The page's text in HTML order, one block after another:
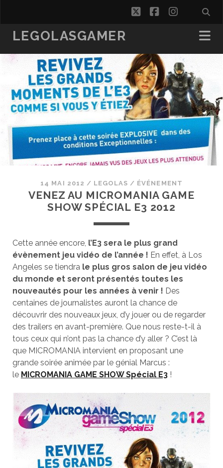
twitterfacebook
LEGOLASGAMER
14 MAI 2012 / LEGOLAS / ÉVÉNEMENT
VENEZ AU MICROMANIA GAME
SHOW SPÉCIAL E3 2012
Cette année encore, l’E3 sera le plus grand
évènement jeu vidéo de l’année ! En effet, à Los
Angeles se tiendra le plus gros salon de jeu vidéo
du monde et seront présentés toutes les
nouveautés pour les années à venir ! Des
centaines de journalistes auront la chance de
découvrir des nouveaux jeux, d’y jouer ou de regarder
des trailers en avant-première. Que nous reste-t-il à
tous ceux qui n’ont pas la chance d’y aller ? C’est là
que MICROMANIA intervient en proposant une
grande soirée animée par le génial Marcus :
le MICROMANIA GAME SHOW Spécial E3!